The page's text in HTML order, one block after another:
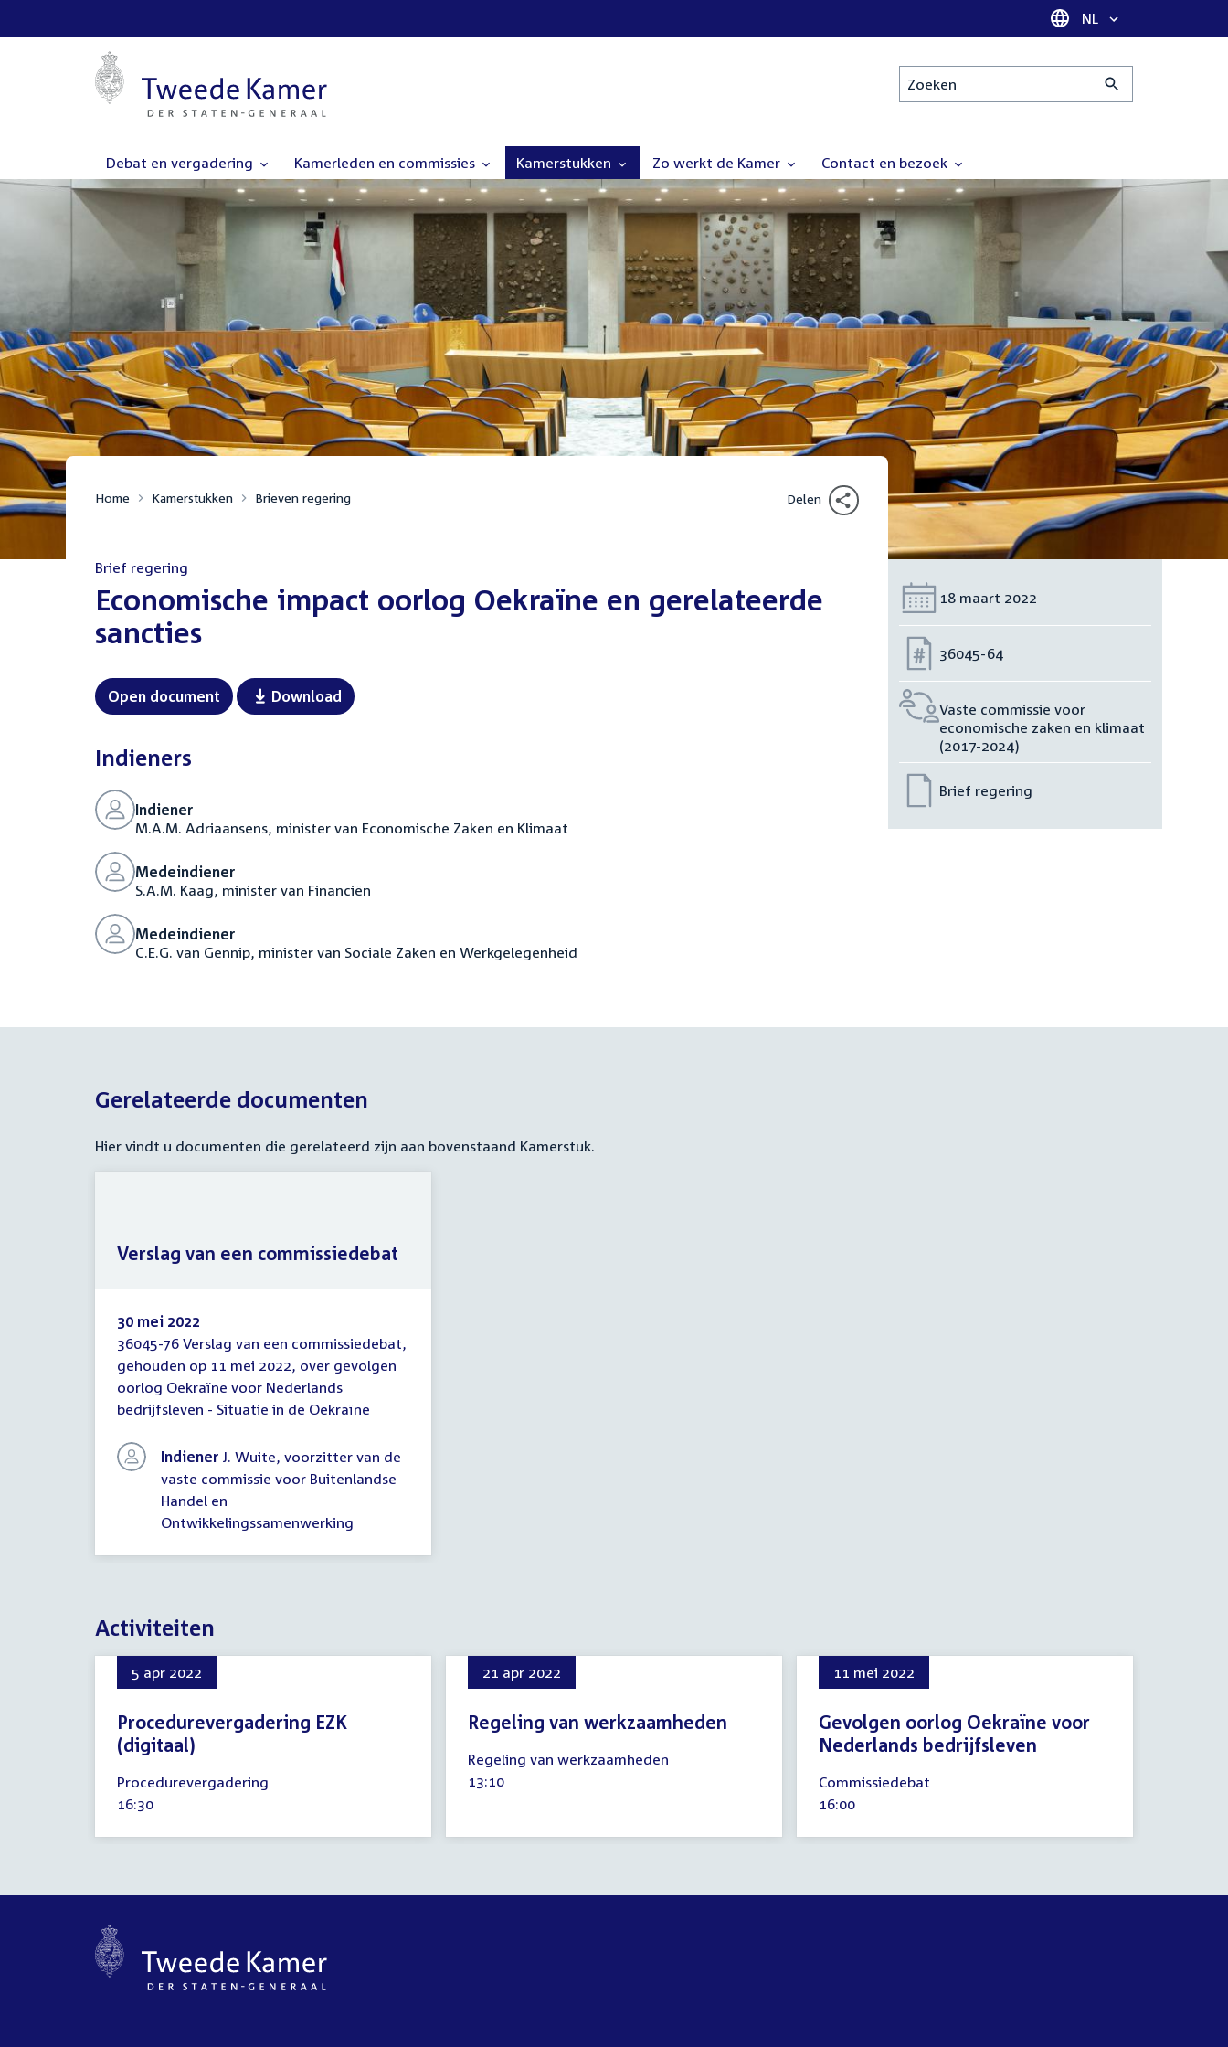
Taal selectie
NL
Zoeken
Debat en vergadering Kamerleden en commissies Kamerstukken Zo werkt de Kamer Contact en bezoek
Home Kamerstukken Brieven regering Delen
Brief regering
:Economische impact oorlog Oekraïne en gerelateerde
sancties
Open document Download
Indieners
Indiener
M.A.M. Adriaansens, minister van Economische Zaken en Klimaat
Medeindiener
S.A.M. Kaag, minister van Financiën
Medeindiener
C.E.G. van Gennip, minister van Sociale Zaken en Werkgelegenheid
Datum:
18 maart 2022
Nummer:
36045-64
Vaste commissie voor
economische zaken en klimaat
(2017-2024)
Brief regering
Gerelateerde documenten
Hier vindt u documenten die gerelateerd zijn aan bovenstaand Kamerstuk.
Verslag
van
een
commissiedebat
30 mei 2022
36045-76 Verslag van een commissiedebat,
gehouden op 11 mei 2022, over gevolgen
oorlog Oekraïne voor Nederlands
bedrijfsleven - Situatie in de Oekraïne
Indiener J. Wuite, voorzitter van de
vaste commissie voor Buitenlandse
Handel en
Ontwikkelingssamenwerking
Verslag van een commissiedebat
Activiteiten
5 apr 2022
Procedurevergadering EZK
(digitaal)
april
2022
Procedurevergadering
Tijd
16:30
21 apr 2022
Regeling van werkzaamheden
april
2022
Regeling van werkzaamheden
Tijd
13:10
11 mei 2022
Gevolgen oorlog Oekraïne voor
Nederlands bedrijfsleven
mei
2022
Commissiedebat
Tijd
16:00